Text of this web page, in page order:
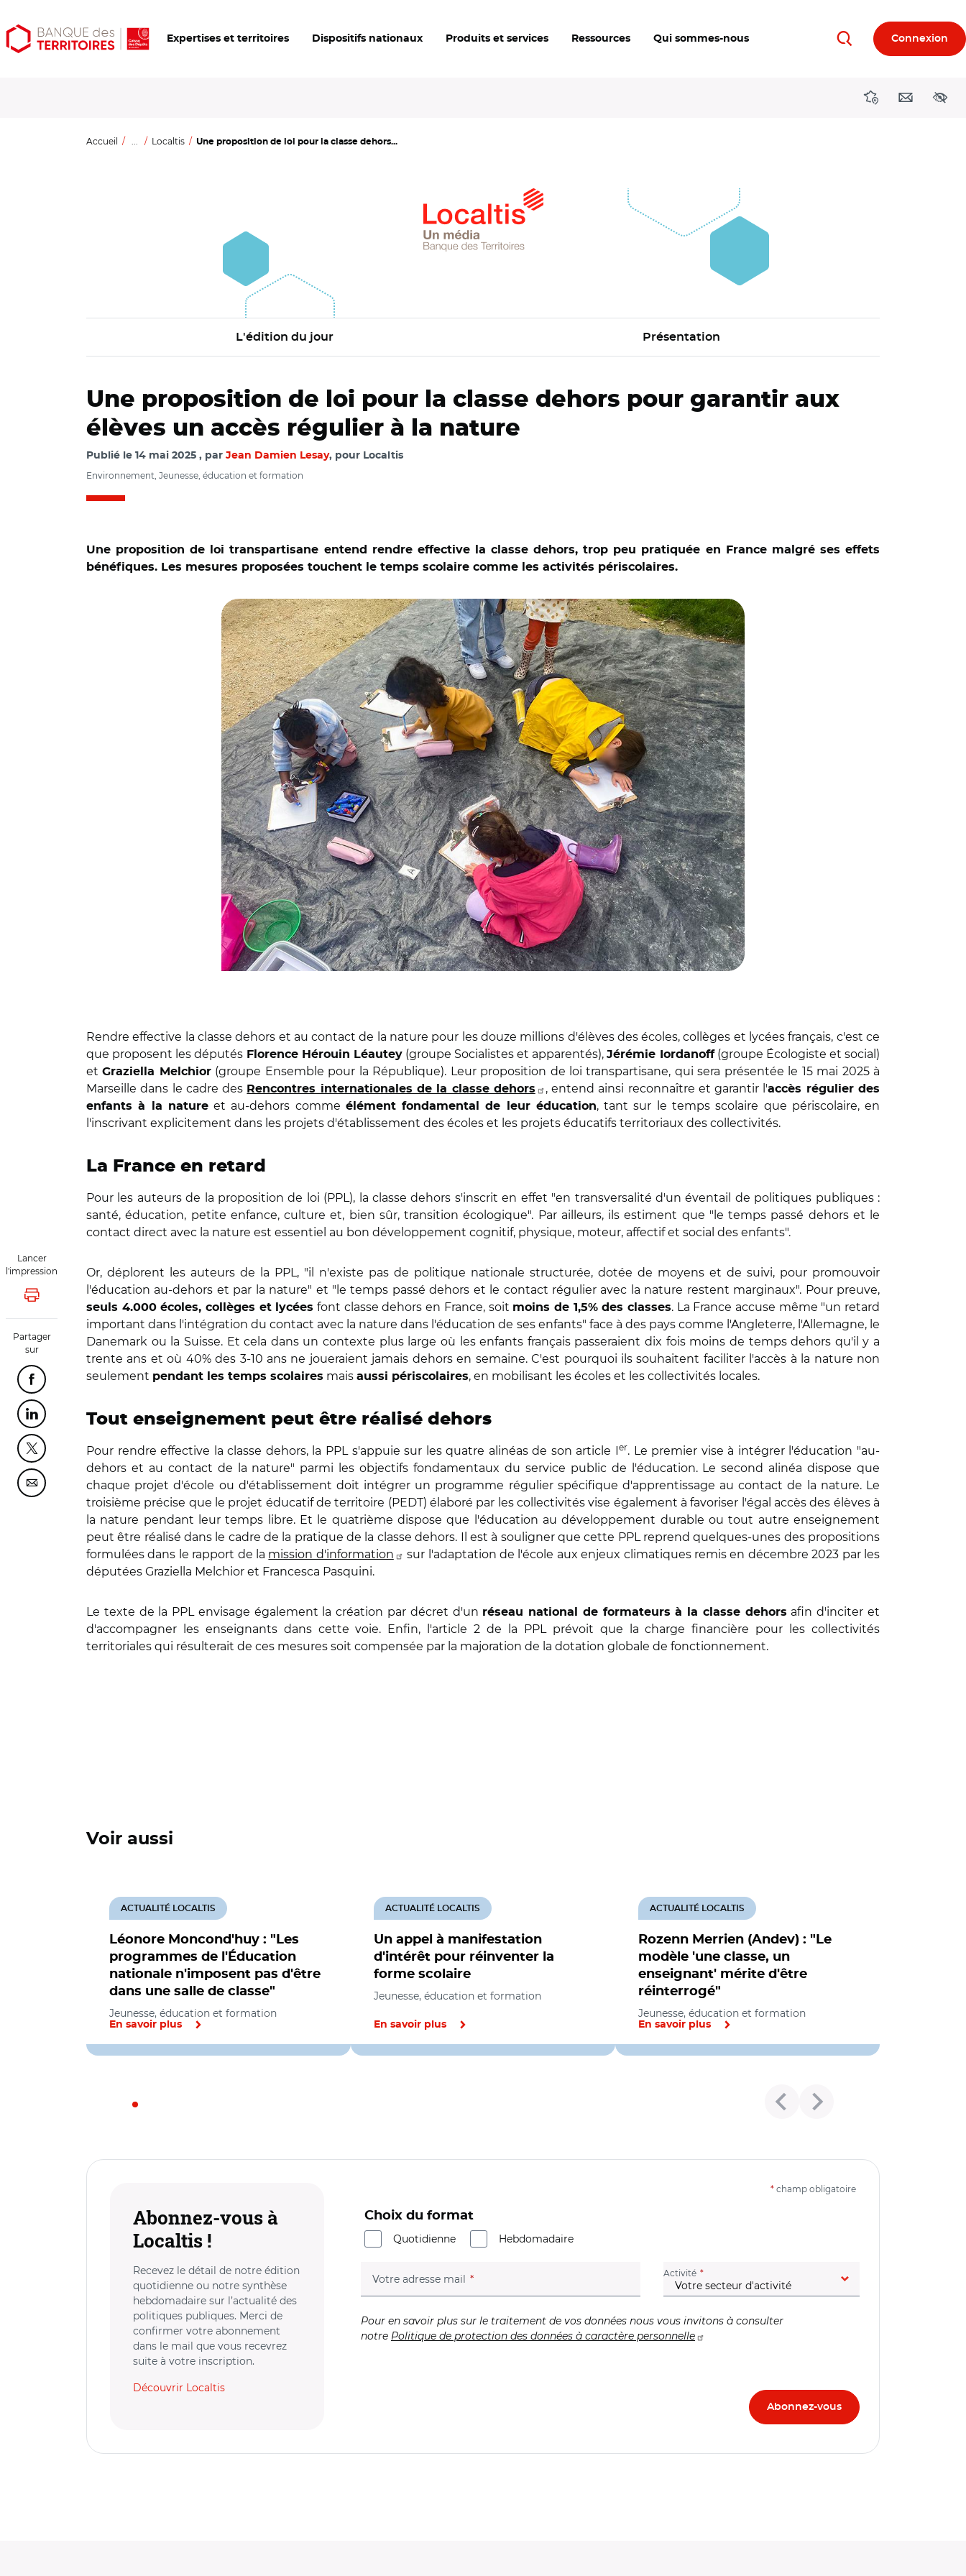
Aller
au
Aller
au
Ouvrir
les
Expertises et territoires Dispositifs nationaux Produits et services Ressources Qui sommes-nous RechercherConnexion
DirectionsContact
Accueil ... Localtis Une proposition de loi pour la classe dehors...
L'édition du jour Présentation
Lancer
l'impression
Lancer l'impression
Partager
sur
Partager cette page sur Facebook
Partager cette page sur Linkedin
Partager cette page sur Twitter
Partager cette page sur Courriel
Une proposition de loi pour la classe dehors pour garantir aux
élèves un accès régulier à la nature
Publié le 14 mai 2025 par Jean Damien Lesay, pour Localtis
Environnement, Jeunesse, éducation et formation
Une proposition de loi transpartisane entend rendre effective la classe dehors, trop peu pratiquée en France malgré ses effets
bénéfiques. Les mesures proposées touchent le temps scolaire comme les activités périscolaires.
Rendre effective la classe dehors et au contact de la nature pour les douze millions d'élèves des écoles, collèges et lycées français, c'est ce
que proposent les députés Florence Hérouin Léautey(groupe Socialistes et apparentés),Jérémie Iordanoff(groupe Écologiste et social)
etGraziella Melchior(groupe Ensemble pour la République). Leur proposition de loi transpartisane, qui sera présentée le 15 mai 2025 à
Marseille dans le cadre des Rencontres internationales de la classe dehors , entend ainsi reconnaître et garantir l'accès régulier des
enfants à la natureet au-dehors comme élément fondamental de leur éducation, tant sur le temps scolaire que périscolaire, en
l'inscrivant explicitement dans les projets d'établissement des écoles et les projets éducatifs territoriaux des collectivités.
La France en retard
Pour les auteurs de la proposition de loi (PPL), la classe dehors s'inscrit en effet "en transversalité d'un éventail de politiques publiques :
santé, éducation, petite enfance, culture et, bien sûr, transition écologique". Par ailleurs, ils estiment que "le temps passé dehors et le
contact direct avec la nature est essentiel au bon développement cognitif, physique, moteur, affectif et social des enfants".
Or, déplorent les auteurs de la PPL, "il n'existe pas de politique nationale structurée, dotée de moyens et de suivi, pour promouvoir
l'éducation au-dehors et par la nature" et "le temps passé dehors et le contact régulier avec la nature restent marginaux". Pour preuve,
seuls 4.000 écoles, collèges et lycées font classe dehors en France, soit moins de 1,5% des classes. La France accuse même "un retard
important dans l'intégration du contact avec la nature dans l'éducation de ses enfants" face à des pays comme l'Angleterre, l'Allemagne, le
Danemark ou la Suisse. Et cela dans un contexte plus large où les enfants français passeraient dix fois moins de temps dehors qu'il y a
trente ans et où 40% des 3-10 ans ne joueraient jamais dehors en semaine. C'est pourquoi ils souhaitent faciliter l'accès à la nature non
seulement pendant les temps scolaires mais aussi périscolaires, en mobilisant les écoles et les collectivités locales.
Tout enseignement peut être réalisé dehors
Pour rendre effective la classe dehors, la PPL s'appuie sur les quatre alinéas de son article Ier. Le premier vise à intégrer l'éducation "au-
dehors et au contact de la nature" parmi les objectifs fondamentaux du service public de l'éducation. Le second alinéa dispose que
chaque projet d'école ou d'établissement doit intégrer un programme régulier spécifique d'apprentissage au contact de la nature. Le
troisième précise que le projet éducatif de territoire (PEDT) élaboré par les collectivités vise également à favoriser l'égal accès des élèves à
la nature pendant leur temps libre. Et le quatrième dispose que l'éducation au développement durable ou tout autre enseignement
peut être réalisé dans le cadre de la pratique de la classe dehors. Il est à souligner que cette PPL reprend quelques-unes des propositions
formulées dans le rapport de la mission d'information
sur l'adaptation de l'école aux enjeux climatiques remis en décembre 2023 par les
députées Graziella Melchior et Francesca Pasquini.
Le texte de la PPL envisage également la création par décret d'un réseau national de formateurs à la classe dehors afin d'inciter et
d'accompagner les enseignants dans cette voie. Enfin, l'article 2 de la PPL prévoit que la charge financière pour les collectivités
territoriales qui résulterait de ces mesures soit compensée par la majoration de la dotation globale de fonctionnement.
Voir aussi
Léonore Moncond'huy : "Les
programmes de l'Éducation
nationale n'imposent pas d'être
dans une salle de classe"
ACTUALITÉ LOCALTIS
Jeunesse, éducation et formation
En savoir plus
Un appel à manifestation
d'intérêt pour réinventer la
forme scolaire
ACTUALITÉ LOCALTIS
Jeunesse, éducation et formation
En savoir plus
Rozenn Merrien (Andev) : "Le
modèle 'une classe, un
enseignant' mérite d'être
réinterrogé"
ACTUALITÉ LOCALTIS
Jeunesse, éducation et formation
En savoir plus
Abonnez-vous à
Localtis !
Recevez le détail de notre édition
quotidienne ou notre synthèse
hebdomadaire sur l’actualité des
politiques publiques. Merci de
confirmer votre abonnement
dans le mail que vous recevrez
suite à votre inscription.
Découvrir Localtis
* champ obligatoire
Choix du format
Quotidienne
Hebdomadaire
Votre adresse mail (champ obligatoire) Activité (champ obligatoire)
Pour en savoir plus sur le traitement de vos données nous vous invitons à consulter
notre Politique de protection des données à caractère personnelle